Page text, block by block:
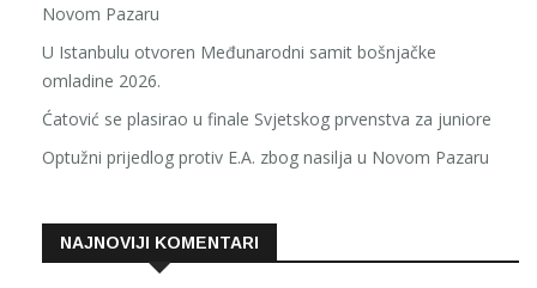
Novom Pazaru
U Istanbulu otvoren Međunarodni samit bošnjačke
omladine 2026.
Ćatović se plasirao u finale Svjetskog prvenstva za juniore
Optužni prijedlog protiv E.A. zbog nasilja u Novom Pazaru
NAJNOVIJI KOMENTARI